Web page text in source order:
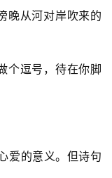
晚从河对岸吹来的
个逗号，待在你脚
爱的意义。但诗句